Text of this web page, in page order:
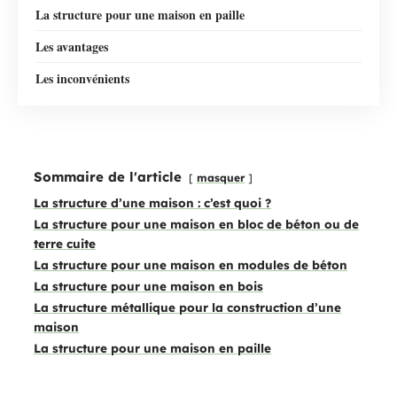
La structure pour une maison en paille
Les avantages
Les inconvénients
Sommaire de l'article masquer
La structure d’une maison : c’est quoi ?
La structure pour une maison en bloc de béton ou de
terre cuite
La structure pour une maison en modules de béton
La structure pour une maison en bois
La structure métallique pour la construction d’une
maison
La structure pour une maison en paille